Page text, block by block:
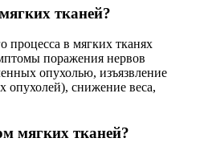
тканей?
процесса в мягких тканях
поражения нервов
опухолью, изъязвление
опухолей), снижение веса,
мягких тканей?